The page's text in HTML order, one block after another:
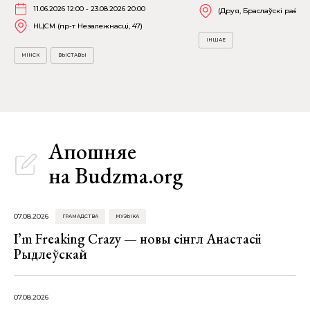
11.06.2026 12:00 - 23.08.2026 20:00
НЦСМ (пр-т Незалежнасці, 47)
МІНСК ВЫСТАВЫ
(Друя, Браслаўскі раён)
ІНШАЕ
Апошняе
на Budzma.org
07.08.2026 ГРАМАДСТВА МУЗЫКА
I’m Freaking Crazy — новы сінгл Анастасіі
Рыдлеўскай
07.08.2026